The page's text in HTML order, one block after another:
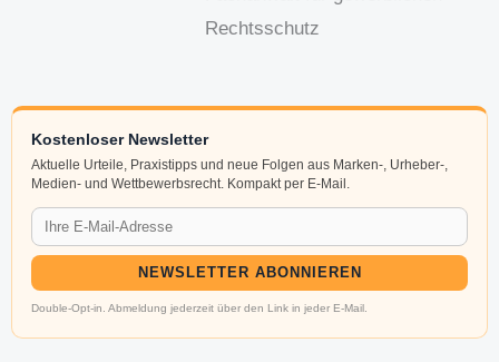
Rechtsschutz
Kostenloser Newsletter
Aktuelle Urteile, Praxistipps und neue Folgen aus Marken-, Urheber-,
Medien- und Wettbewerbsrecht. Kompakt per E-Mail.
NEWSLETTER ABONNIEREN
Double-Opt-in. Abmeldung jederzeit über den Link in jeder E-Mail.